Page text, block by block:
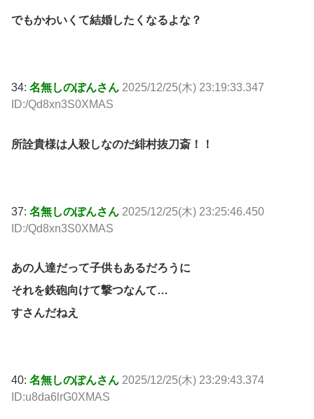
でもかわいくて結婚したくなるよな？
34: 名無しのぽんさん 2025/12/25(木) 23:19:33.347
ID:/Qd8xn3S0XMAS
所詮貴様は人殺しなのだ緋村抜刀斎！！
37: 名無しのぽんさん 2025/12/25(木) 23:25:46.450
ID:/Qd8xn3S0XMAS
あの人達だって子供もあるだろうに
それを鉄砲向けて撃つなんて…
すさんだねえ
40: 名無しのぽんさん 2025/12/25(木) 23:29:43.374
ID:u8da6lrG0XMAS